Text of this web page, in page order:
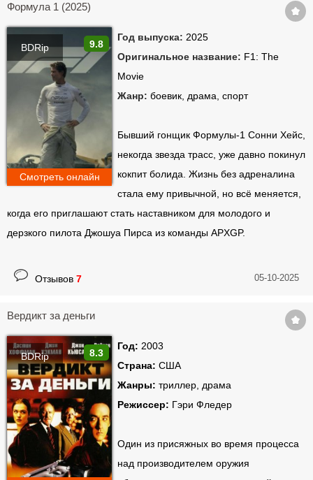
Формула 1 (2025)
9.8
BDRip
Год выпуска: 2025
Оригинальное название: F1: The
Movie
Жанр: боевик, драма, спорт
Бывший гонщик Формулы-1 Сонни Хейс,
некогда звезда трасс, уже давно покинул
кокпит болида. Жизнь без адреналина
стала ему привычной, но всё меняется,
когда его приглашают стать наставником для молодого и
дерзкого пилота Джошуа Пирса из команды APXGP.
Смотреть онлайн
Отзывов 7 05-10-2025
Вердикт за деньги
8.3
BDRip
Год: 2003
Страна: США
Жанры: триллер, драма
Режиссер: Гэри Фледер
Один из присяжных во время процесса
над производителем оружия